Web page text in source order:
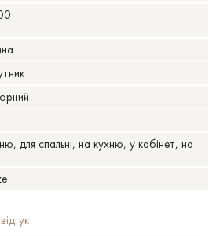
для спальні, на кухню, у кабінет, на